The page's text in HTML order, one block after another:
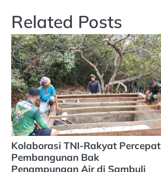
Related Posts
Kolaborasi TNI-Rakyat Percepat
Pembangunan Bak
Penampungan Air di Sambuli